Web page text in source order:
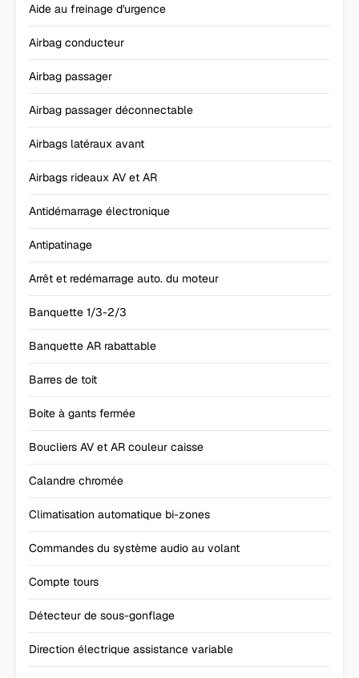
Aide au freinage d'urgence
Airbag conducteur
Airbag passager
Airbag passager déconnectable
Airbags latéraux avant
Airbags rideaux AV et AR
Antidémarrage électronique
Antipatinage
Arrêt et redémarrage auto. du moteur
Banquette 1/3-2/3
Banquette AR rabattable
Barres de toit
Boite à gants fermée
Boucliers AV et AR couleur caisse
Calandre chromée
Climatisation automatique bi-zones
Commandes du système audio au volant
Compte tours
Détecteur de sous-gonflage
Direction électrique assistance variable